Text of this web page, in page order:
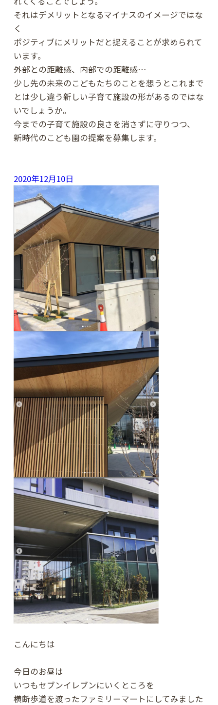
それはデメリットとなるマイナスのイメージではな
く
ポジティブにメリットだと捉えることが求められて
います。
外部との距離感、内部での距離感…
少し先の未来のこどもたちのことを想うとこれまで
とは少し違う新しい子育て施設の形があるのではな
いでしょうか。
今までの子育て施設の良さを消さずに守りつつ、
新時代のこども園の提案を募集します。
2020年12月10日
こんにちは
今日のお昼は
いつもセブンイレブンにいくところを
横断歩道を渡ったファミリーマートにしてみました